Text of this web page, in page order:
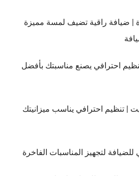
| ضيافة راقية تضيف لمسة مميزة
احترافي يصنع مناسبتك بأفضل
| تنظيم احترافي يناسب ميزانيتك